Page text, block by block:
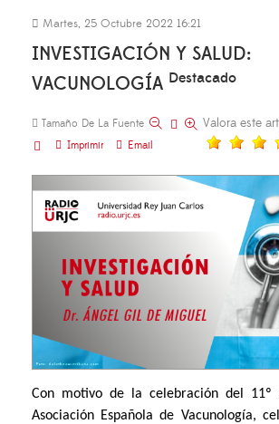
Martes, 25 Octubre 2022 16:21
INVESTIGACIÓN Y SALUD:
VACUNOLOGÍA Destacado
Tamaño De La Fuente
Imprimir
Email
Valora este
Con motivo de la celebración del 11º
Asociación Española de Vacunología,